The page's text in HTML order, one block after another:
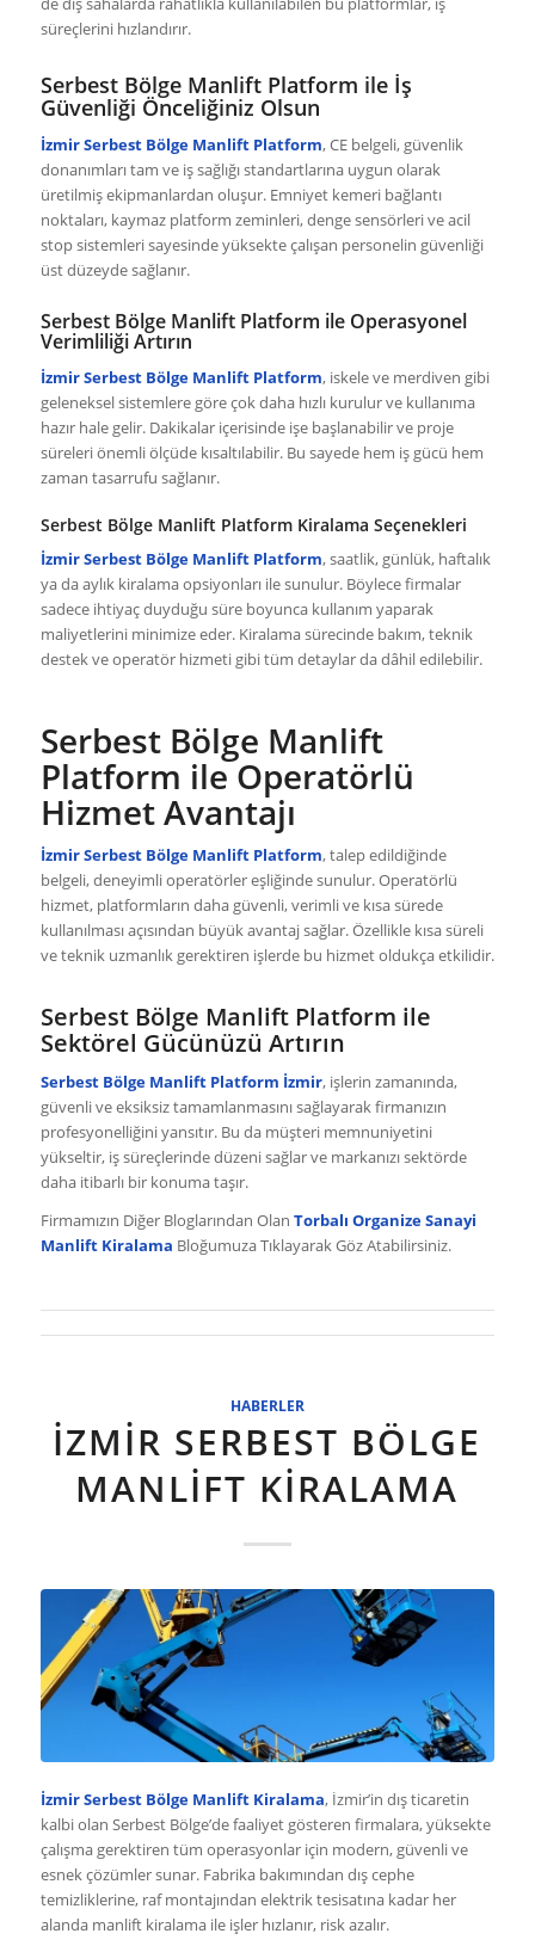
süreçlerini hızlandırır.
Serbest Bölge Manlift Platform ile İş
Güvenliği Önceliğiniz Olsun
İzmir Serbest Bölge Manlift Platform, CE belgeli, güvenlik
donanımları tam ve iş sağlığı standartlarına uygun olarak
üretilmiş ekipmanlardan oluşur. Emniyet kemeri bağlantı
noktaları, kaymaz platform zeminleri, denge sensörleri ve acil
stop sistemleri sayesinde yüksekte çalışan personelin güvenliği
üst düzeyde sağlanır.
Serbest Bölge Manlift Platform ile Operasyonel
Verimliliği Artırın
İzmir Serbest Bölge Manlift Platform, iskele ve merdiven gibi
geleneksel sistemlere göre çok daha hızlı kurulur ve kullanıma
hazır hale gelir. Dakikalar içerisinde işe başlanabilir ve proje
süreleri önemli ölçüde kısaltılabilir. Bu sayede hem iş gücü hem
zaman tasarrufu sağlanır.
Serbest Bölge Manlift Platform Kiralama Seçenekleri
İzmir Serbest Bölge Manlift Platform, saatlik, günlük, haftalık
ya da aylık kiralama opsiyonları ile sunulur. Böylece firmalar
sadece ihtiyaç duyduğu süre boyunca kullanım yaparak
maliyetlerini minimize eder. Kiralama sürecinde bakım, teknik
destek ve operatör hizmeti gibi tüm detaylar da dâhil edilebilir.
Serbest Bölge Manlift
Platform ile Operatörlü
Hizmet Avantajı
İzmir Serbest Bölge Manlift Platform, talep edildiğinde
belgeli, deneyimli operatörler eşliğinde sunulur. Operatörlü
hizmet, platformların daha güvenli, verimli ve kısa sürede
kullanılması açısından büyük avantaj sağlar. Özellikle kısa süreli
ve teknik uzmanlık gerektiren işlerde bu hizmet oldukça etkilidir.
Serbest Bölge Manlift Platform ile
Sektörel Gücünüzü Artırın
Serbest Bölge Manlift Platform İzmir, işlerin zamanında,
güvenli ve eksiksiz tamamlanmasını sağlayarak firmanızın
profesyonelliğini yansıtır. Bu da müşteri memnuniyetini
yükseltir, iş süreçlerinde düzeni sağlar ve markanızı sektörde
daha itibarlı bir konuma taşır.
Firmamızın Diğer Bloglarından Olan Torbalı Organize Sanayi
Manlift Kiralama Bloğumuza Tıklayarak Göz Atabilirsiniz.
HABERLER
İZMIR SERBEST BÖLGE
MANLIFT KIRALAMA
İzmir Serbest Bölge Manlift Kiralama, İzmir’in dış ticaretin
kalbi olan Serbest Bölge’de faaliyet gösteren firmalara, yüksekte
çalışma gerektiren tüm operasyonlar için modern, güvenli ve
esnek çözümler sunar. Fabrika bakımından dış cephe
temizliklerine, raf montajından elektrik tesisatına kadar her
alanda manlift kiralama ile işler hızlanır, risk azalır.